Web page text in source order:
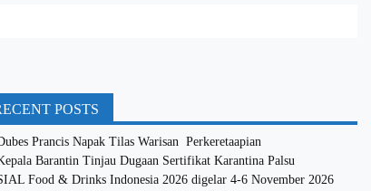
POSTS
Prancis Napak Tilas Warisan Perkeretaapian
Barantin Tinjau Dugaan Sertifikat Karantina Palsu
Food & Drinks Indonesia 2026 digelar 4-6 November 2026